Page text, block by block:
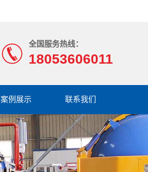
全国服务热线：
18053606011
案例展示 联系我们